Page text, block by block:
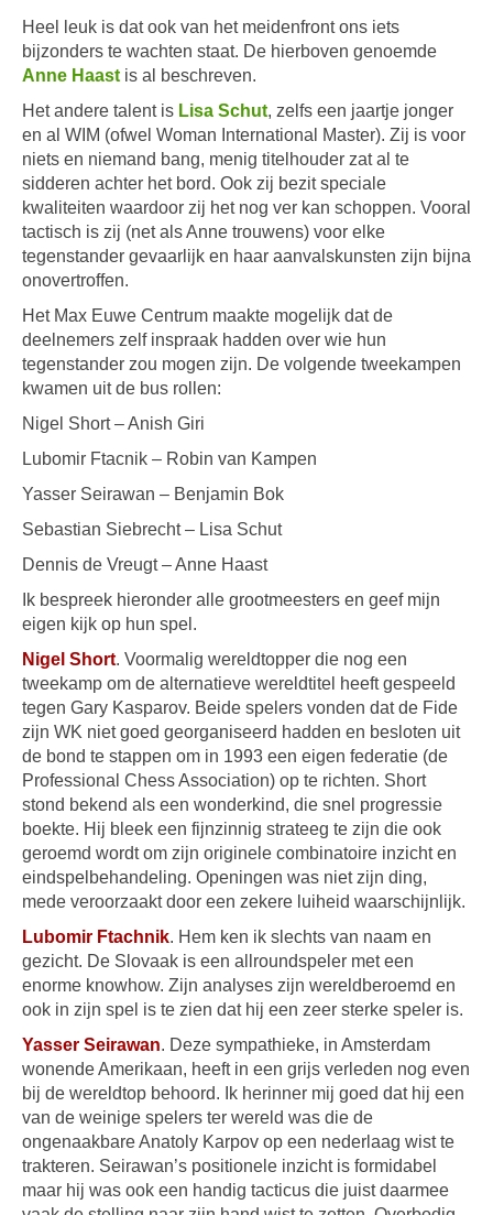
Heel leuk is dat ook van het meidenfront ons iets
bijzonders te wachten staat. De hierboven genoemde
Anne Haast is al beschreven.
Het andere talent is Lisa Schut, zelfs een jaartje jonger
en al WIM (ofwel Woman International Master). Zij is voor
niets en niemand bang, menig titelhouder zat al te
sidderen achter het bord. Ook zij bezit speciale
kwaliteiten waardoor zij het nog ver kan schoppen. Vooral
tactisch is zij (net als Anne trouwens) voor elke
tegenstander gevaarlijk en haar aanvalskunsten zijn bijna
onovertroffen.
Het Max Euwe Centrum maakte mogelijk dat de
deelnemers zelf inspraak hadden over wie hun
tegenstander zou mogen zijn. De volgende tweekampen
kwamen uit de bus rollen:
Nigel Short – Anish Giri
Lubomir Ftacnik – Robin van Kampen
Yasser Seirawan – Benjamin Bok
Sebastian Siebrecht – Lisa Schut
Dennis de Vreugt – Anne Haast
Ik bespreek hieronder alle grootmeesters en geef mijn
eigen kijk op hun spel.
Nigel Short. Voormalig wereldtopper die nog een
tweekamp om de alternatieve wereldtitel heeft gespeeld
tegen Gary Kasparov. Beide spelers vonden dat de Fide
zijn WK niet goed georganiseerd hadden en besloten uit
de bond te stappen om in 1993 een eigen federatie (de
Professional Chess Association) op te richten. Short
stond bekend als een wonderkind, die snel progressie
boekte. Hij bleek een fijnzinnig strateeg te zijn die ook
geroemd wordt om zijn originele combinatoire inzicht en
eindspelbehandeling. Openingen was niet zijn ding,
mede veroorzaakt door een zekere luiheid waarschijnlijk.
Lubomir Ftachnik. Hem ken ik slechts van naam en
gezicht. De Slovaak is een allroundspeler met een
enorme knowhow. Zijn analyses zijn wereldberoemd en
ook in zijn spel is te zien dat hij een zeer sterke speler is.
Yasser Seirawan. Deze sympathieke, in Amsterdam
wonende Amerikaan, heeft in een grijs verleden nog even
bij de wereldtop behoord. Ik herinner mij goed dat hij een
van de weinige spelers ter wereld was die de
ongenaakbare Anatoly Karpov op een nederlaag wist te
trakteren. Seirawan’s positionele inzicht is formidabel
maar hij was ook een handig tacticus die juist daarmee